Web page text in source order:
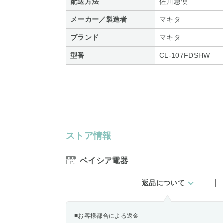
メーカー／製造者 マキタ
ブランド マキタ
型番 CL-107FDSHW
ストア情報
ベイシア電器
返品について
■お客様都合による返金